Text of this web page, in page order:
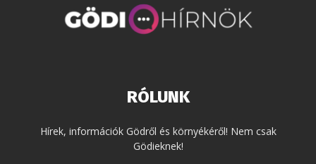
RÓLUNK
Hírek, információk Gödről és környékéről! Nem csak
Gödieknek!